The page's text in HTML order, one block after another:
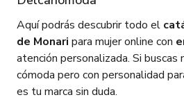
Aquí podrás descubrir todo el
de Monari para mujer online con
atención personalizada. Si buscas
cómoda pero con personalidad
es tu marca sin duda.